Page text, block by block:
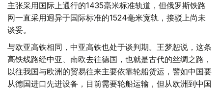
主张采用国际上通行的1435毫米标准轨道，但俄罗斯铁路
网一直采用迥异于国际标准的1524毫米宽轨，接驳上尚未
谈妥。
与欧亚高铁相同，中亚高铁也处于谈判期。王梦恕说，这条
高铁线路经中亚、南欧去往德国，也就是古代的丝绸之路，
以往我国与欧洲的贸易往来主要依靠轮船货运，譬如中国要
从德国进口先进设备，目前需要轮船运输，但从欧洲到中国